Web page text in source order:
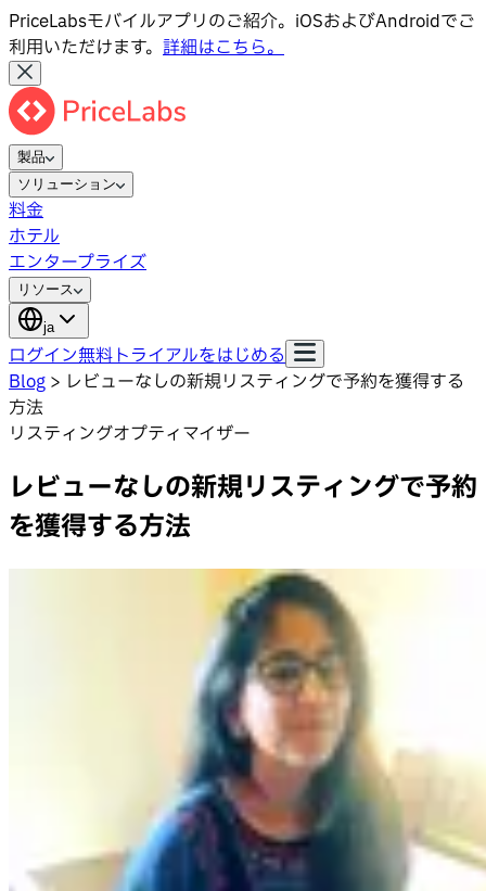
PriceLabsモバイルアプリのご紹介。iOSおよびAndroidでご
利用いただけます。 詳細はこちら。
製品
ソリューション
料金
ホテル
エンタープライズ
リソース
ja
ログイン無料トライアルをはじめる
Blog > レビューなしの新規リスティングで予約を獲得する
方法
リスティングオプティマイザー
レビューなしの新規リスティングで予約
を獲得する方法